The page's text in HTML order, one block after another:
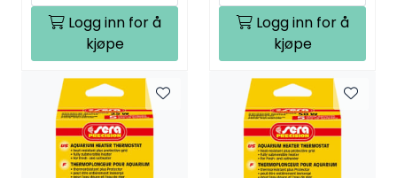
Logg inn for å
kjøpe
Logg inn for å
kjøpe